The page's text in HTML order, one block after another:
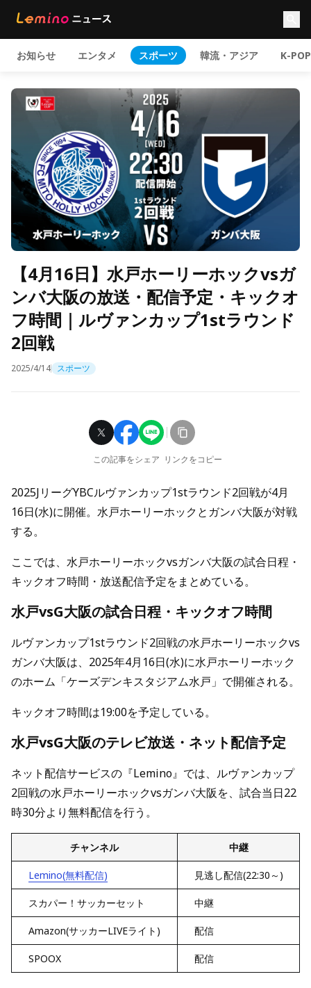
お知らせ エンタメ スポーツ 韓流・アジア K-POP
【4月16日】水戸ホーリーホックvsガ
ンバ大阪の放送・配信予定・キックオ
フ時間｜ルヴァンカップ1stラウンド
2回戦
2025/4/14 スポーツ
この記事をシェア リンクをコピー
2025JリーグYBCルヴァンカップ1stラウンド2回戦が4月
16日(水)に開催。水戸ホーリーホックとガンバ大阪が対戦
する。
ここでは、水戸ホーリーホックvsガンバ大阪の試合日程・
キックオフ時間・放送配信予定をまとめている。
水戸vsG大阪の試合日程・キックオフ時間
ルヴァンカップ1stラウンド2回戦の水戸ホーリーホックvs
ガンバ大阪は、2025年4月16日(水)に水戸ホーリーホック
のホーム「ケーズデンキスタジアム水戸」で開催される。
キックオフ時間は19:00を予定している。
水戸vsG大阪のテレビ放送・ネット配信予定
ネット配信サービスの『Lemino』では、ルヴァンカップ
2回戦の水戸ホーリーホックvsガンバ大阪を、試合当日22
時30分より無料配信を行う。
チャンネル 中継
Lemino(無料配信) 見逃し配信(22:30～)
スカパー！サッカーセット 中継
Amazon(サッカーLIVEライト) 配信
SPOOX 配信